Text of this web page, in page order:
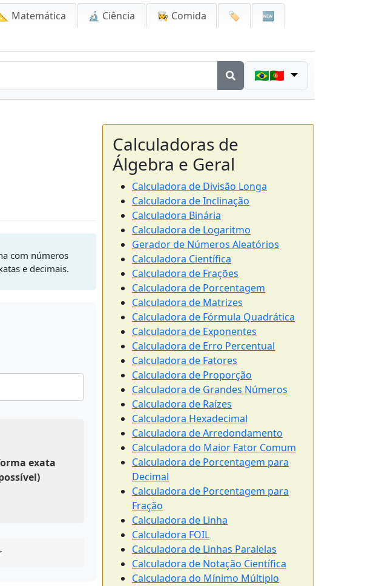
Matemática 🔬 Ciência 👩‍🍳 Comida 🏷️
🆕
🇧🇷🇵🇹
com números
e decimais.
exata
Calculadoras de
Álgebra e Geral
Calculadora de Divisão Longa
Calculadora de Inclinação
Calculadora Binária
Calculadora de Logaritmo
Gerador de Números Aleatórios
Calculadora Científica
Calculadora de Frações
Calculadora de Porcentagem
Calculadora de Matrizes
Calculadora de Fórmula Quadrática
Calculadora de Exponentes
Calculadora de Erro Percentual
Calculadora de Fatores
Calculadora de Proporção
Calculadora de Grandes Números
Calculadora de Raízes
Calculadora Hexadecimal
Calculadora de Arredondamento
Calculadora do Maior Fator Comum
Calculadora de Porcentagem para
Decimal
Calculadora de Porcentagem para
Fração
Calculadora de Linha
Calculadora FOIL
Calculadora de Linhas Paralelas
Calculadora de Notação Científica
Calculadora do Mínimo Múltiplo